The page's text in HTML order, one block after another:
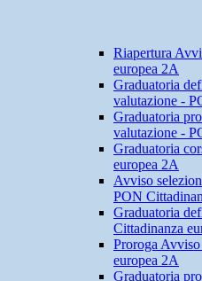
Riapertura
europea 2A
Graduatoria
valutazione -
Graduatoria
valutazione -
Graduatoria
europea 2A
Avviso
PON
Graduatoria
Cittadinanza
Proroga
europea 2A
Graduatoria